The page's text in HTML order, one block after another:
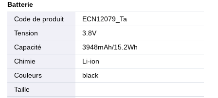
Batterie
Code de produit
ECN12079_Ta
Tension
3.8V
Capacité
3948mAh/15.2Wh
Chimie
Li-ion
Couleurs
black
Taille